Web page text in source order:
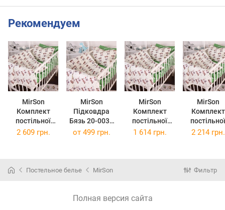
Рекомендуем
MirSon
Комплект
постільної
білизни
Ladybug Бязь
MirSon
Підковдра
Бязь 20-0031
Ladybug 110 x
MirSon
Комплект
постільної
білизни
MirSon
Комплект
постільної
білизни King
Бязь
2 609 грн. от 499 грн. 1 614 грн. 2 214 грн.
Постельное белье MirSon Фильтр
Полная версия сайта